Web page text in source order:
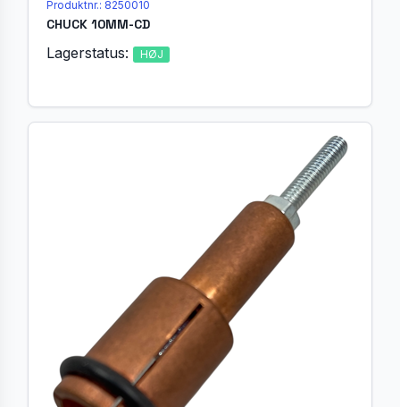
Produktnr.: 8250010
CHUCK 10MM-CD
Lagerstatus: HØJ